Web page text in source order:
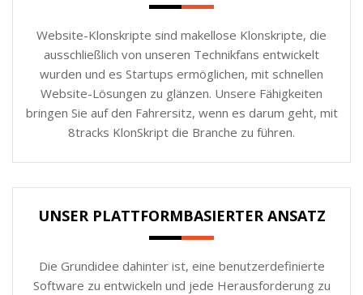
Website-Klonskripte sind makellose Klonskripte, die
ausschließlich von unseren Technikfans entwickelt
wurden und es Startups ermöglichen, mit schnellen
Website-Lösungen zu glänzen. Unsere Fähigkeiten
bringen Sie auf den Fahrersitz, wenn es darum geht, mit
8tracks KlonSkript die Branche zu führen.
UNSER PLATTFORMBASIERTER ANSATZ
Die Grundidee dahinter ist, eine benutzerdefinierte
Software zu entwickeln und jede Herausforderung zu